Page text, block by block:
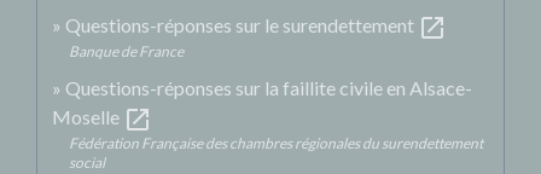
Questions-réponses sur le surendettement open_in_new
Banque de France
Questions-réponses sur la faillite civile en Alsace-
Moselle open_in_new
Fédération Française des chambres régionales du surendettement
social